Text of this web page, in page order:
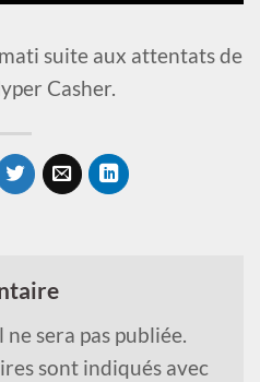
suite aux attentats de
Casher.
sera pas publiée.
sont indiqués avec